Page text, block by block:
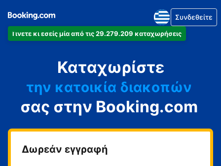
Γίνετε κι εσείς μία από τις 29.279.209 καταχωρήσεις
Συνδεθείτε
Καταχωρίστε
το ξενοδοχείο
την κατοικία διακοπών
τον ξενώνα
τη βίλα
σας στην Booking.com
Δωρεάν εγγραφή